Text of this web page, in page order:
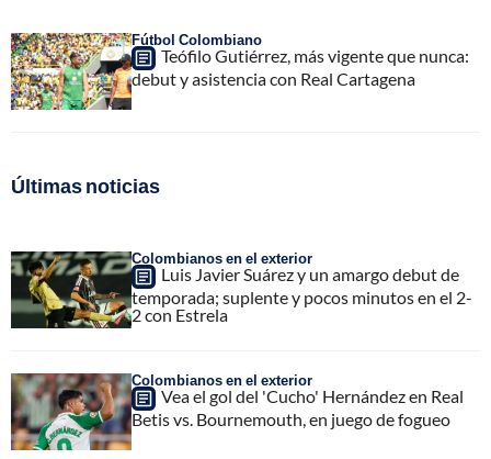
Fútbol Colombiano
Teófilo Gutiérrez, más vigente que nunca:
debut y asistencia con Real Cartagena
Últimas noticias
Colombianos en el exterior
Luis Javier Suárez y un amargo debut de
temporada; suplente y pocos minutos en el 2-
2 con Estrela
Colombianos en el exterior
Vea el gol del 'Cucho' Hernández en Real
Betis vs. Bournemouth, en juego de fogueo